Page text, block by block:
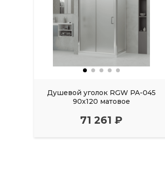
Душевой уголок RGW PA-045
90х120 матовое
71 261 ₽